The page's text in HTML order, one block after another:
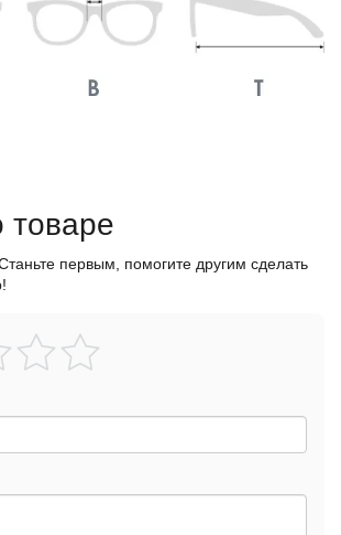
первым, помогите другим сделать